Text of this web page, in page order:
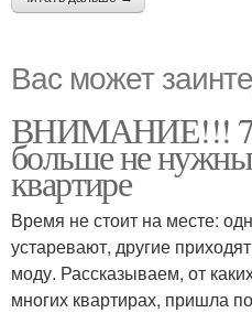
Вас может
ВНИМАНИЕ!!! 7
больше не
квартире
Время не стоит на месте:
устаревают, другие
моду. Рассказываем, от
многих квартирах, пришла